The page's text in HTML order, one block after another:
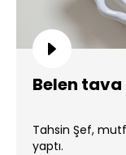
Belen
Tahsin Şef,
yaptı.